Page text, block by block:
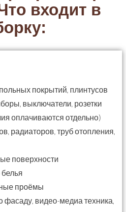
входит в
покрытий, плинтусов
выключатели, розетки
оплачиваются отдельно)
радиаторов, труб отопления,
поверхности
проёмы
фасаду, видео-медиа техника,